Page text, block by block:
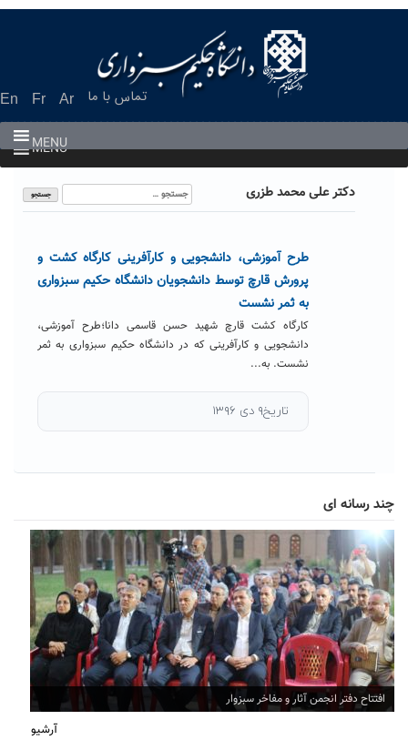
En Fr Ar تماس با ما
MENU
MENU
دکتر علی محمد طزری
جستجو
برای:
طرح آموزشی، دانشجویی و کارآفرینی کارگاه کشت و
پرورش قارچ توسط دانشجویان دانشگاه حکیم سبزواری
به ثمر نشست
کارگاه کشت قارچ شهید حسن قاسمی دانا؛طرح آموزشی،
دانشجویی و کارآفرینی که در دانشگاه حکیم سبزواری به ثمر
نشست. به...
تاریخ۹ دی ۱۳۹۶
چند رسانه ای
افتتاح دفتر انجمن آثار و مفاخر سبزوار
آرشیو